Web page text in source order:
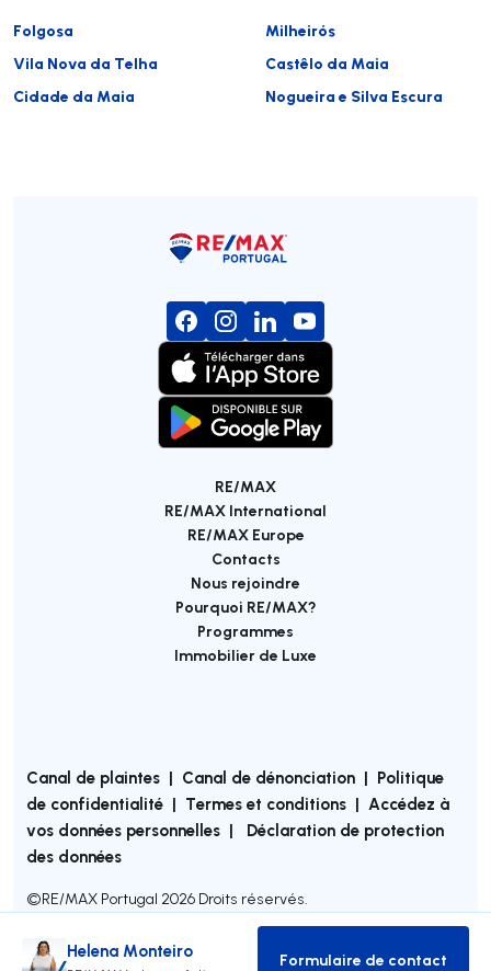
Folgosa
Milheirós
Vila Nova da Telha
Castêlo da Maia
Cidade da Maia
Nogueira e Silva Escura
RE/MAX
RE/MAX International
RE/MAX Europe
Contacts
Nous rejoindre
Pourquoi RE/MAX?
Programmes
Immobilier de Luxe
Canal de plaintes | Canal de dénonciation | Politique
de confidentialité | Termes et conditions | Accédez à
vos données personnelles |
Déclaration de protection
des données
©RE/MAX Portugal 2026 Droits réservés.
Helena Monteiro Formulaire de contact